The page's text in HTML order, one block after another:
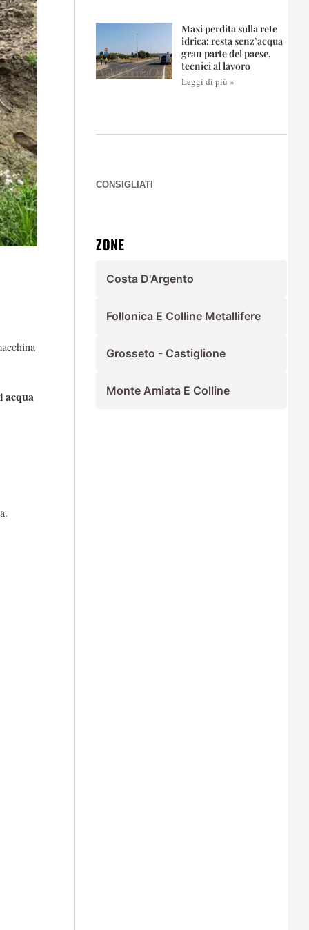
acqua
Maxi perdita sulla rete
idrica: resta senz’acqua
gran parte del paese,
tecnici al lavoro
Leggi di più »
CONSIGLIATI
ZONE
Costa D'Argento
Follonica E Colline Metallifere
Grosseto - Castiglione
Monte Amiata E Colline